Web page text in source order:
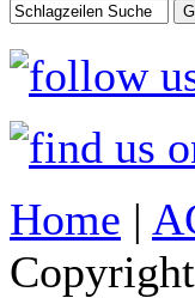
Home |